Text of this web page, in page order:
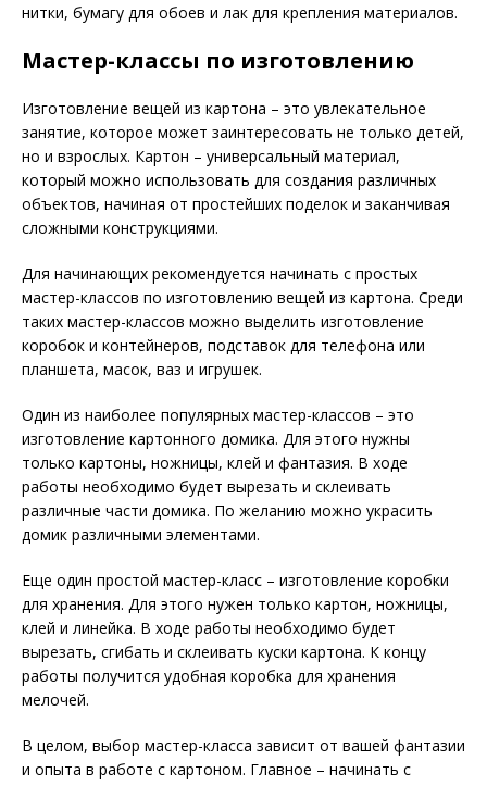
нитки, бумагу для обоев и лак для крепления материалов.
Мастер-классы по изготовлению
Изготовление вещей из картона – это увлекательное
занятие, которое может заинтересовать не только детей,
но и взрослых. Картон – универсальный материал,
который можно использовать для создания различных
объектов, начиная от простейших поделок и заканчивая
сложными конструкциями.
Для начинающих рекомендуется начинать с простых
мастер-классов по изготовлению вещей из картона. Среди
таких мастер-классов можно выделить изготовление
коробок и контейнеров, подставок для телефона или
планшета, масок, ваз и игрушек.
Один из наиболее популярных мастер-классов – это
изготовление картонного домика. Для этого нужны
только картоны, ножницы, клей и фантазия. В ходе
работы необходимо будет вырезать и склеивать
различные части домика. По желанию можно украсить
домик различными элементами.
Еще один простой мастер-класс – изготовление коробки
для хранения. Для этого нужен только картон, ножницы,
клей и линейка. В ходе работы необходимо будет
вырезать, сгибать и склеивать куски картона. К концу
работы получится удобная коробка для хранения
мелочей.
В целом, выбор мастер-класса зависит от вашей фантазии
и опыта в работе с картоном. Главное – начинать с